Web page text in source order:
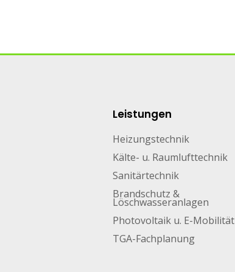
Leistungen
Heizungstechnik
Kälte- u. Raumlufttechnik
Sanitärtechnik
Brandschutz &
Löschwasseranlagen
Photovoltaik u. E-Mobilität
TGA-Fachplanung